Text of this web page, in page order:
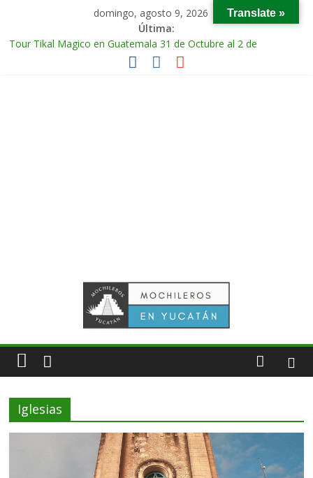
domingo, agosto 9, 2026
Última:
Tour Tikal Magico en Guatemala 31 de Octubre al 2 de
Iglesias
Translate »